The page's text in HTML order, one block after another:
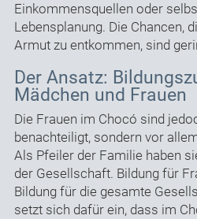
Einkommensquellen oder
Lebensplanung. Die Chancen,
Armut zu entkommen, sind
Der Ansatz:
Mädchen und Frauen
Die Frauen im Chocó sind
benachteiligt, sondern vor
Als Pfeiler der Familie haben
der Gesellschaft. Bildung für
Bildung für die gesamte
setzt sich dafür ein, dass im